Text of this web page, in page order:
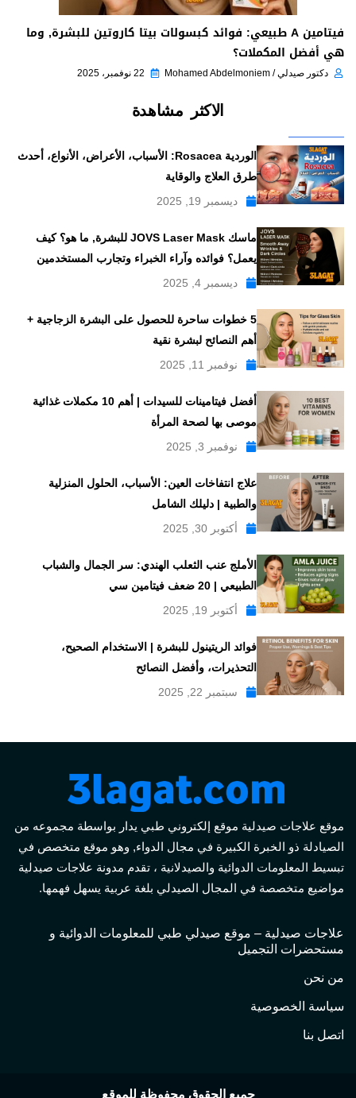
فيتامين A طبيعي: فوائد كبسولات بيتا كاروتين للبشرة, وما
هي أفضل المكملات؟
دكتور صيدلي / Mohamed Abdelmoniem 22 نوفمبر، 2025
الاكثر مشاهدة
الوردية Rosacea: الأسباب، الأعراض، الأنواع، أحدث
طرق العلاج والوقاية
ديسمبر 19, 2025
ماسك JOVS Laser Mask للبشرة, ما هو؟ كيف
يعمل؟ فوائده وآراء الخبراء وتجارب المستخدمين
ديسمبر 4, 2025
5 خطوات ساحرة للحصول على البشرة الزجاجية +
أهم النصائح لبشرة نقية
نوفمبر 11, 2025
أفضل فيتامينات للسيدات | أهم 10 مكملات غذائية
موصى بها لصحة المرأة
نوفمبر 3, 2025
علاج انتفاخات العين: الأسباب، الحلول المنزلية
والطبية | دليلك الشامل
أكتوبر 30, 2025
الأملج عنب الثعلب الهندي: سر الجمال والشباب
الطبيعي | 20 ضعف فيتامين سي
أكتوبر 19, 2025
فوائد الريتينول للبشرة | الاستخدام الصحيح،
التحذيرات، وأفضل النصائح
سبتمبر 22, 2025
موقع علاجات صيدلية موقع إلكتروني طبي يدار بواسطة مجموعه من
الصيادلة ذو الخبرة الكبيرة في مجال الدواء, وهو موقع متخصص في
تبسيط المعلومات الدوائية والصيدلانية ، تقدم مدونة علاجات صيدلية
مواضيع متخصصة في المجال الصيدلي بلغة عربية يسهل فهمها.
علاجات صيدلية – موقع صيدلي طبي للمعلومات الدوائية و
مستحضرات التجميل
من نحن
سياسة الخصوصية
اتصل بنا
جميع الحقوق محفوظة للموقع